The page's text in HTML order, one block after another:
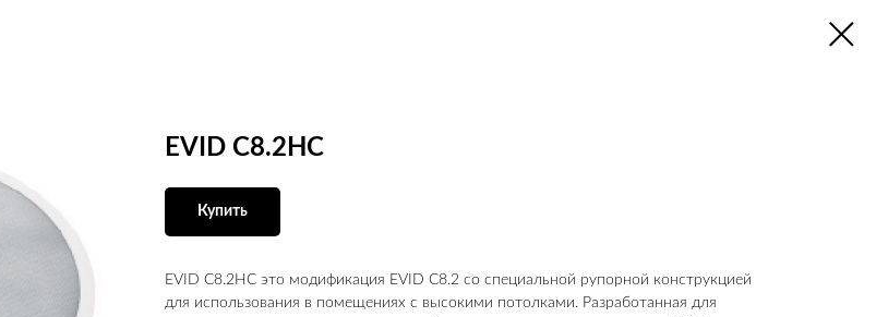
EVID C8.2HC
Купить
EVID C8.2HC это модификация EVID C8.2 со специальной рупорной конструкцией
для использования в помещениях с высокими потолками. Разработанная для